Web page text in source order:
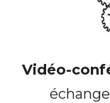
Vidéo-